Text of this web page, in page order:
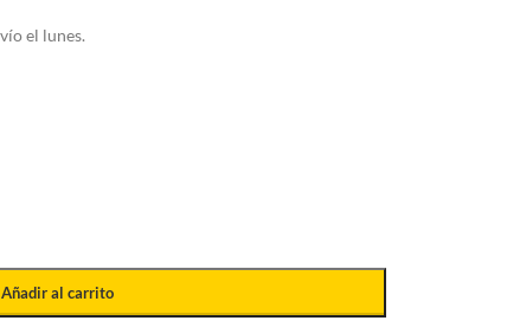
el lunes.
Añadir al carrito